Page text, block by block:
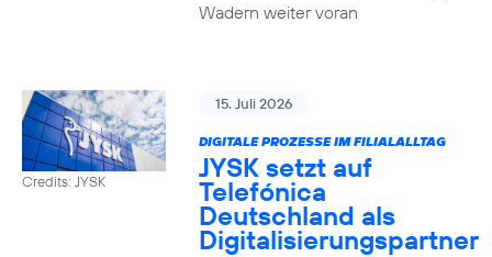
Wadern weiter voran
Credits: JYSK
15. Juli 2026
DIGITALE PROZESSE IM FILIALALLTAG
JYSK setzt auf
Telefónica
Deutschland als
Digitalisierungspartner